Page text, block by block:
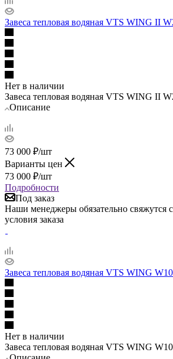
Завеса тепловая водяная VTS WING II
Нет в наличии
Завеса тепловая водяная VTS WING II
Описание
73 000 ₽/шт
Варианты цен
73 000 ₽/шт
Подробности
Под заказ
Наши менеджеры обязательно свяжутся
условия заказа
Завеса тепловая водяная VTS WING
Нет в наличии
Завеса тепловая водяная VTS WING